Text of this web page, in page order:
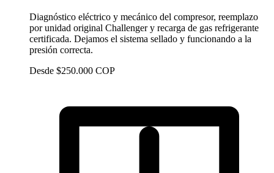
Diagnóstico eléctrico y mecánico del compresor, reemplazo
por unidad original Challenger y recarga de gas refrigerante
certificada. Dejamos el sistema sellado y funcionando a la
presión correcta.
Desde $250.000 COP